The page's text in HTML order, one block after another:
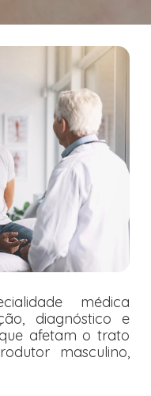
médica
diagnóstico e
afetam o trato
masculino,